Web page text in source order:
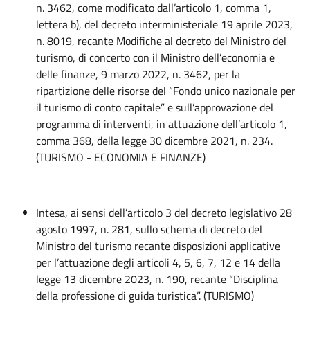
n. 3462, come modificato dall’articolo 1, comma 1,
lettera b), del decreto interministeriale 19 aprile 2023,
n. 8019, recante Modifiche al decreto del Ministro del
turismo, di concerto con il Ministro dell’economia e
delle finanze, 9 marzo 2022, n. 3462, per la
ripartizione delle risorse del “Fondo unico nazionale per
il turismo di conto capitale” e sull’approvazione del
programma di interventi, in attuazione dell’articolo 1,
comma 368, della legge 30 dicembre 2021, n. 234.
(TURISMO - ECONOMIA E FINANZE)
Intesa, ai sensi dell’articolo 3 del decreto legislativo 28
agosto 1997, n. 281, sullo schema di decreto del
Ministro del turismo recante disposizioni applicative
per l’attuazione degli articoli 4, 5, 6, 7, 12 e 14 della
legge 13 dicembre 2023, n. 190, recante “Disciplina
della professione di guida turistica”. (TURISMO)